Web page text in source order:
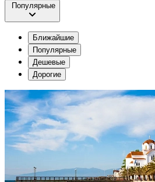
Популярные
Ближайшие
Популярные
Дешевые
Дорогие